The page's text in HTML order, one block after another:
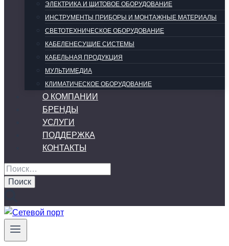
ЭЛЕКТРИКА И ЩИТОВОЕ ОБОРУДОВАНИЕ
ИНСТРУМЕНТЫ ПРИБОРЫ И МОНТАЖНЫЕ МАТЕРИАЛЫ
СВЕТОТЕХНИЧЕСКОЕ ОБОРУДОВАНИЕ
КАБЕЛЕНЕСУЩИЕ СИСТЕМЫ
КАБЕЛЬНАЯ ПРОДУКЦИЯ
МУЛЬТИМЕДИА
КЛИМАТИЧЕСКОЕ ОБОРУДОВАНИЕ
О КОМПАНИИ
БРЕНДЫ
УСЛУГИ
ПОДДЕРЖКА
КОНТАКТЫ
Найти: